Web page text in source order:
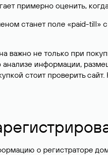
примерно оценить,
станет поле «paid-till»
важно не только при
анализе информации,
стоит проверить
о регистраторе